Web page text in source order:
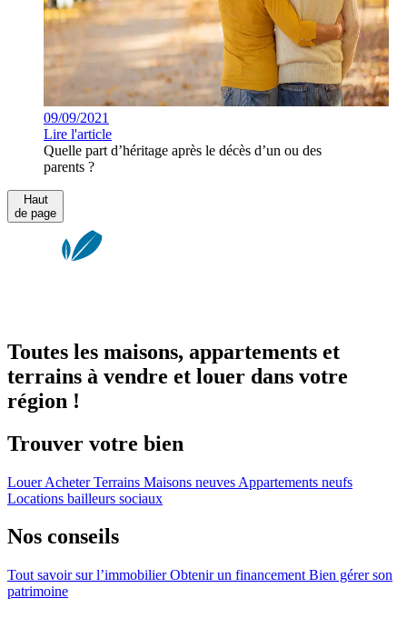
09/09/2021
Lire l'article
Quelle part d’héritage après le décès d’un ou des
parents ?
Haut
de page
Toutes les maisons, appartements et
terrains à vendre et louer dans votre
région !
Trouver votre bien
LouerAcheterTerrains Maisons neuves Appartements neufs
Locations bailleurs sociaux
Nos conseils
Tout savoir sur l’immobilierObtenir un financement Bien gérer son
patrimoine